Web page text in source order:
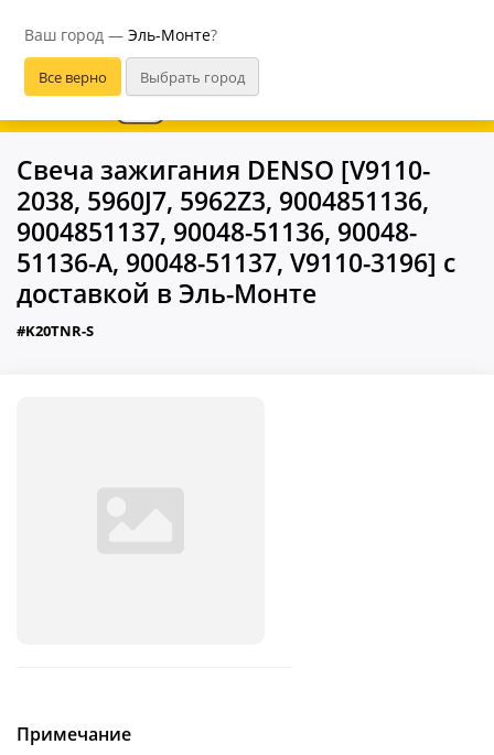
Ваш город — Эль-Монте?
В приложении удобнее
Свеча зажигания DENSO [V9110-
2038, 5960J7, 5962Z3, 9004851136,
9004851137, 90048-51136, 90048-
51136-A, 90048-51137, V9110-3196] с
доставкой в Эль-Монте
#K20TNR-S
Примечание